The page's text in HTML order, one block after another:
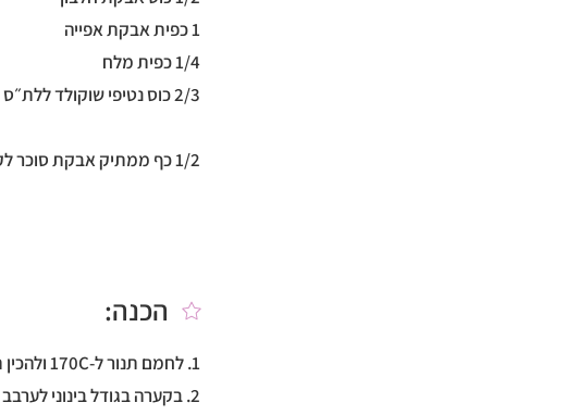
1 כפית אבקת אפייה
1/4 כפית מלח
2/3 כוס נטיפי שוקולד ללת״ס
1/2 כף ממתיק אבקת סוכר לקישוט
הכנה:
1. לחמם תנור ל-170C ולהכין תבנית לחם עם נייר אפייה מעל (גודל תבנית: 23/12 ס״מ) .
2. בקערה בגודל בינוני